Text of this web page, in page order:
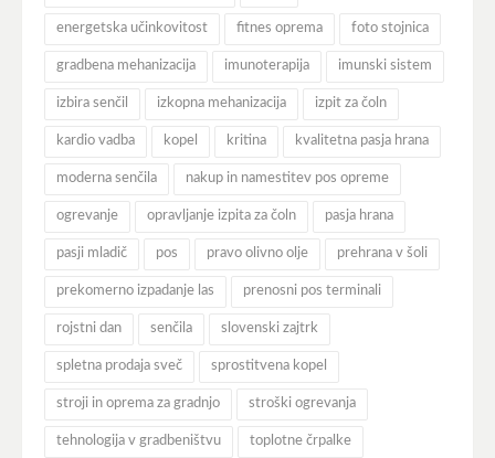
energetska učinkovitost fitnes oprema foto stojnica
gradbena mehanizacija imunoterapija imunski sistem
izbira senčil izkopna mehanizacija izpit za čoln
kardio vadba kopel kritina kvalitetna pasja hrana
moderna senčila nakup in namestitev pos opreme
ogrevanje opravljanje izpita za čoln pasja hrana
pasji mladič pos pravo olivno olje prehrana v šoli
prekomerno izpadanje las prenosni pos terminali
rojstni dan senčila slovenski zajtrk
spletna prodaja sveč sprostitvena kopel
stroji in oprema za gradnjo stroški ogrevanja
tehnologija v gradbeništvu toplotne črpalke